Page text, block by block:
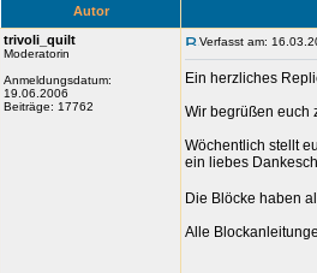
Autor
trivoli_quilt
Moderatorin
Anmeldungsdatum:
19.06.2006
Beiträge: 17762
Verfasst am:
Ein herzliches
Wir begrüßen euch
Wöchentlich stellt
ein liebes
Die Blöcke haben
Alle